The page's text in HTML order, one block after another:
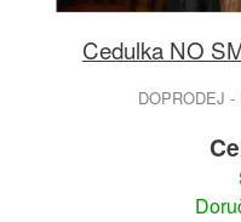
Cedulka NO
DOPRODEJ